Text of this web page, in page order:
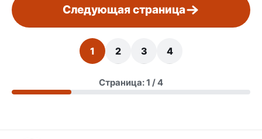
Следующая страница
1 2 3 4
Страница: 1 / 4